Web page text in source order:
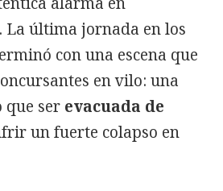
. La última jornada en los
con una escena que
en vilo: una
ser evacuada de
un fuerte colapso en